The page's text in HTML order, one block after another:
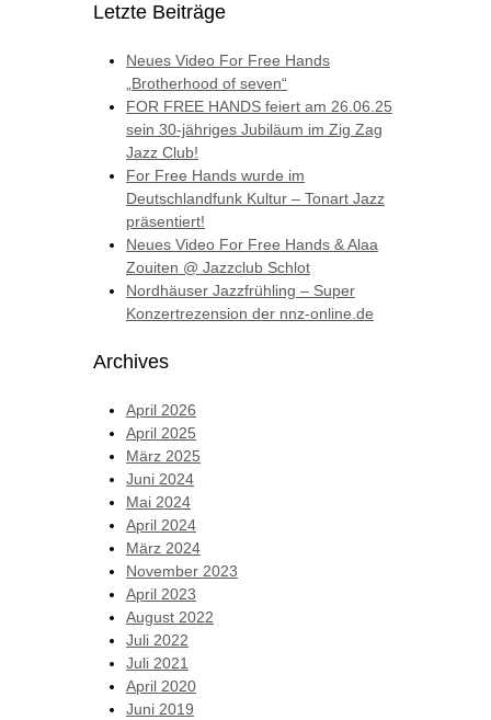
Letzte Beiträge
Neues Video For Free Hands
„Brotherhood of seven“
FOR FREE HANDS feiert am 26.06.25
sein 30-jähriges Jubiläum im Zig Zag
Jazz Club!
For Free Hands wurde im
Deutschlandfunk Kultur – Tonart Jazz
präsentiert!
Neues Video For Free Hands & Alaa
Zouiten @ Jazzclub Schlot
Nordhäuser Jazzfrühling – Super
Konzertrezension der nnz-online.de
Archives
April 2026
April 2025
März 2025
Juni 2024
Mai 2024
April 2024
März 2024
November 2023
April 2023
August 2022
Juli 2022
Juli 2021
April 2020
Juni 2019